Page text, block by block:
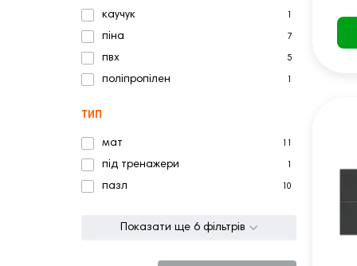
каучук
піна 7
пвх 5
поліпропілен
ТИП
мат
під тренажери
пазл 10
Показати ще 6 фільтрів